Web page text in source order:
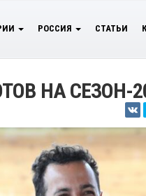
РОССИЯ СТАТЬИ
НА СЕЗОН-